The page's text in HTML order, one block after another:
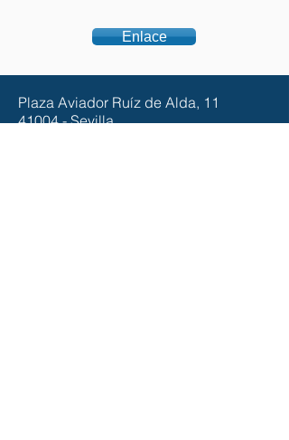
Enlace
Plaza Aviador Ruíz de Alda, 11
41004 - Sevilla